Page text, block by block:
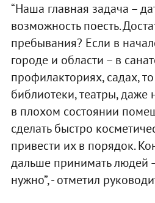
“Наша главная задача –
возможность поесть.
пребывания? Если в
городе и области – в
профилакториях, садах,
библиотеки, театры, даже
в плохом состоянии
сделать быстро
привести их в порядок.
дальше принимать людей
нужно”, - отметил